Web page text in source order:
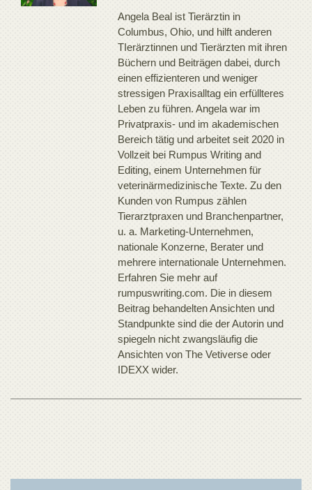
Angela Beal ist Tierärztin in
Columbus, Ohio, und hilft anderen
TIerärztinnen und Tierärzten mit ihren
Büchern und Beiträgen dabei, durch
einen effizienteren und weniger
stressigen Praxisalltag ein erfüllteres
Leben zu führen. Angela war im
Privatpraxis- und im akademischen
Bereich tätig und arbeitet seit 2020 in
Vollzeit bei Rumpus Writing and
Editing, einem Unternehmen für
veterinärmedizinische Texte. Zu den
Kunden von Rumpus zählen
Tierarztpraxen und Branchenpartner,
u. a. Marketing-Unternehmen,
nationale Konzerne, Berater und
mehrere internationale Unternehmen.
Erfahren Sie mehr auf
rumpuswriting.com. Die in diesem
Beitrag behandelten Ansichten und
Standpunkte sind die der Autorin und
spiegeln nicht zwangsläufig die
Ansichten von The Vetiverse oder
IDEXX wider.